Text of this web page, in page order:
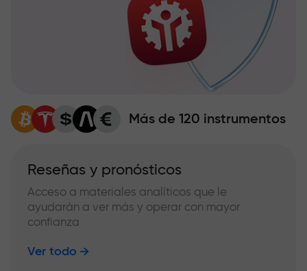
Más de 120 instrumentos
Reseñas y pronósticos
Acceso a materiales analíticos que le
ayudarán a ver más y operar con mayor
confianza
Ver todo